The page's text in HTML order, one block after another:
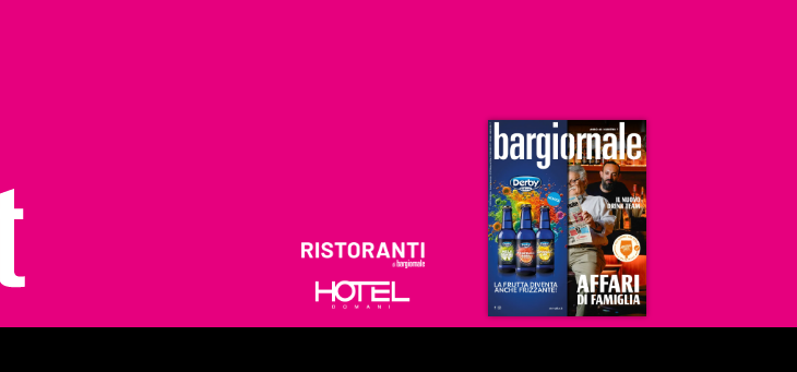
Ristoranti
Hoteldomani